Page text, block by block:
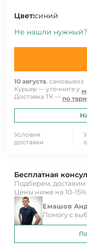
Цвет:синий
Не нашли нужный?
10 августа, самовывоз
Курьер — уточните у
Доставка ТК — по
Условия
доставки
Бесплатная
Подберем,
Цены ниже на 10-
Емашов
Помогу с